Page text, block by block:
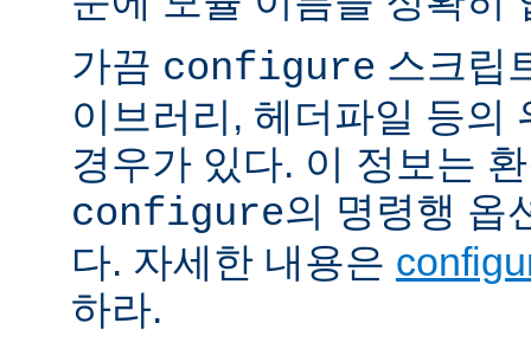
가끔 configure 스크립
이브러리, 헤더파일 등의
경우가 있다. 이 정보는
configure의 명령행 옵
다. 자세한 내용은
하라.